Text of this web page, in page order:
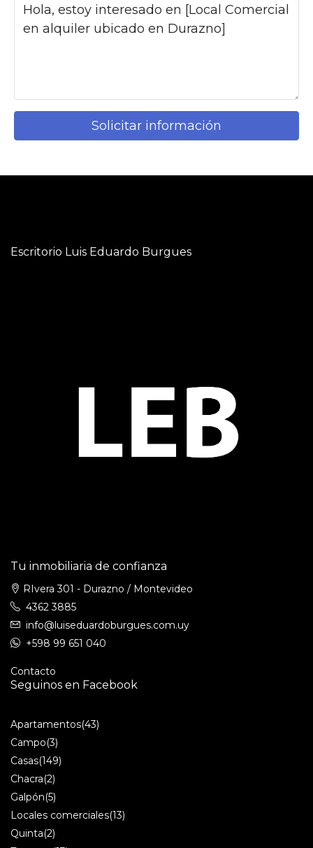
Solicitar información
Escritorio Luis Eduardo Burgues
Tu inmobiliaria de confianza
RIvera 301 - Durazno / Montevideo
4362 3885
info@luiseduardoburgues.com.uy
+598 99 651 040
Contacto
Seguinos en Facebook
Apartamentos(43)
Campo(3)
Casas(149)
Chacra(2)
Galpón(5)
Locales comerciales(13)
Quinta(2)